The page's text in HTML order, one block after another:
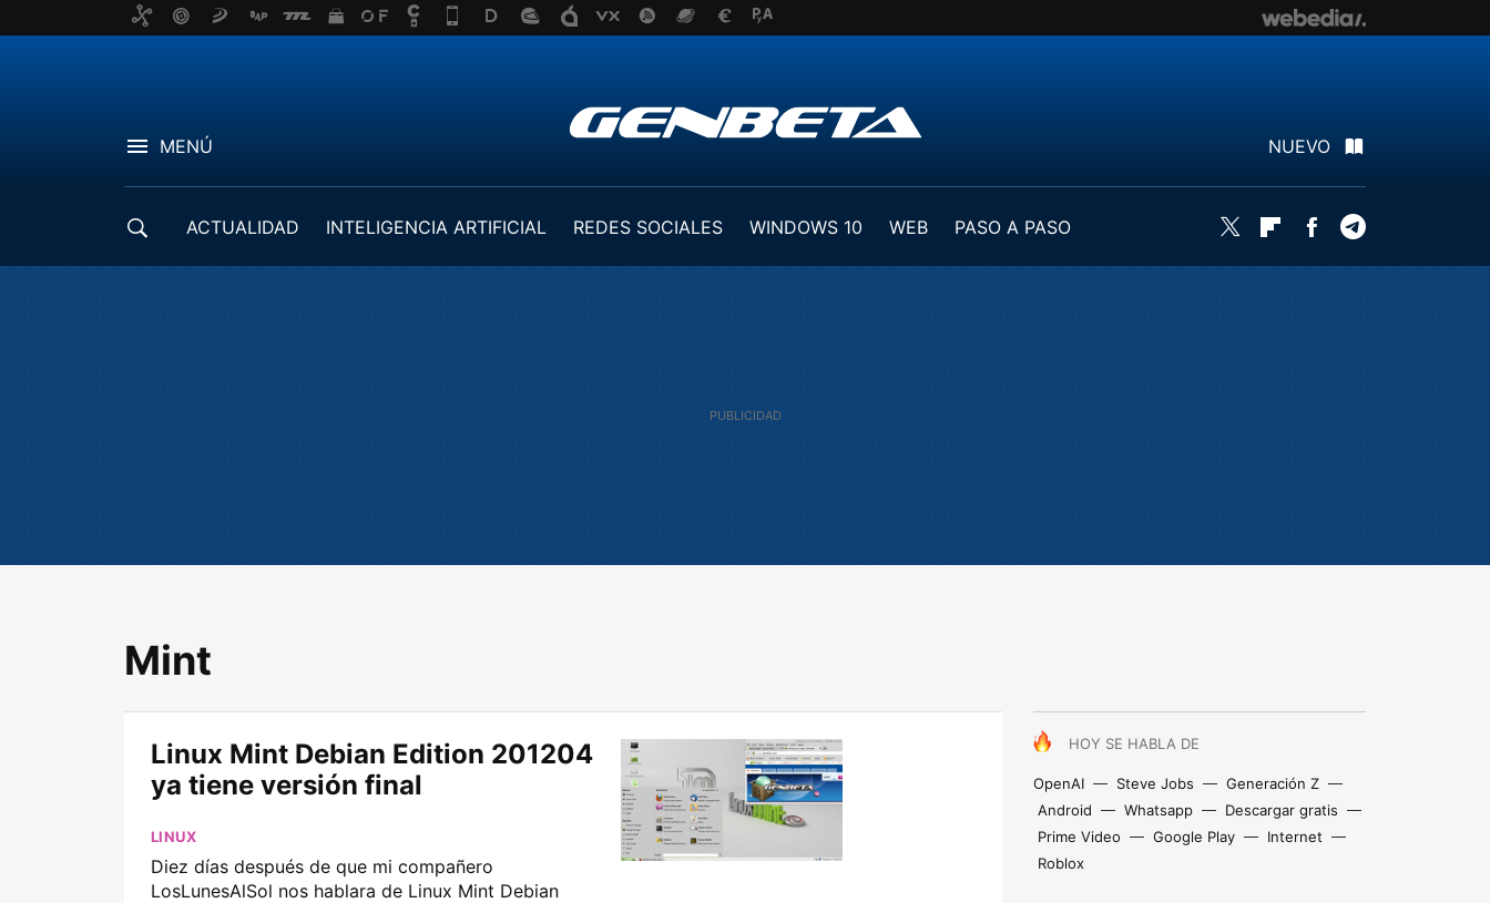
MENÚ NUEVO
ACTUALIDAD INTELIGENCIA ARTIFICIAL REDES SOCIALES WINDOWS 10 WEB
PASO A PASO
Twitter FlipboardFacebook
Mint
HOY SE HABLA DE
OpenAI Steve Jobs
Generación Z
Android
Whatsapp
Descargar gratis
Prime Video
Google Play
Internet
Roblox
Linux Mint Debian Edition 201204
ya tiene versión final
LINUX
Diez días después de que mi compañero
LosLunesAlSol nos hablara de Linux Mint Debian